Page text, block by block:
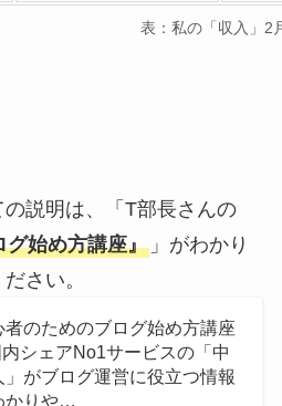
表：私の「収入」2
の説明は、「T部長さんの
グ始め方講座』」がわかり
さい。
者のためのブログ始め方講座
シェアNo1サービスの「中
」がブログ運営に役立つ情報
かりや…